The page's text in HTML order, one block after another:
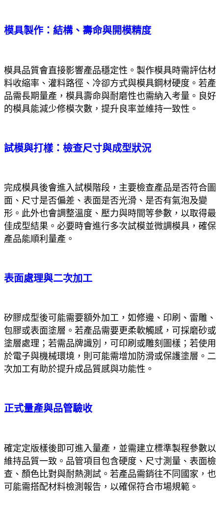
模具製作：結構、壽命與開模精度
模具品質會直接影響產品穩定性。製作模具時需評估材
料收縮率、灌料路徑、冷卻方式與模具鋼材硬度。若產
品需長期量產，模具壽命與耐磨性也需納入考量。良好
的模具能減少修模次數，提升良率並維持一致性。
試模與打樣：檢查尺寸與成型狀況
完成模具後會進入試模階段，主要檢查產品是否符合圖
面、尺寸是否偏差、表面是否光滑、是否有氣泡及變
形。此外也會調整溫度、壓力與時間等參數，以取得最
佳成型結果。必要時會進行多次試模並微調模具，確保
產品能順利量產。
表面處理與二次加工
矽膠成型後可能需要額外加工，如修邊、印刷、雷雕、
包膠或表面塗層。若產品需要更柔軟觸感，可採磨砂或
塗層處理；若需品牌識別，可印刷或雕刻圖樣；若使用
於電子與機械環境，則可能需增加防滑或保護塗層。二
次加工有助於提升成品質感與功能性。
正式量產與品管驗收
確定定版樣後即可進入量產，並需建立標準製程參數以
維持品質一致。品管項目包含硬度、尺寸測量、表面檢
查、顏色比對與耐熱測試。若產品需銷往不同國家，也
可能需搭配材料檢測報告，以確保符合市場規範。